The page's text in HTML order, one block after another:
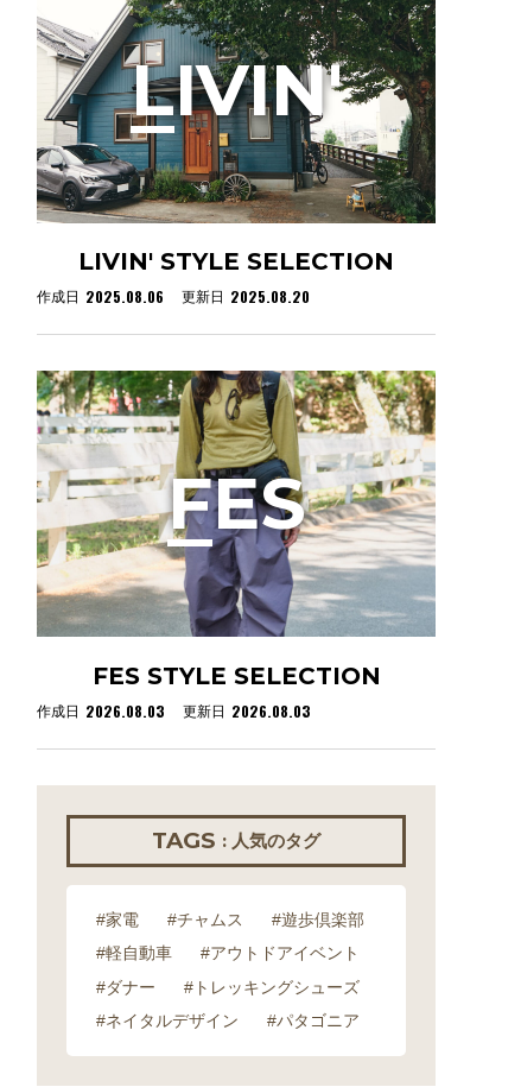
LIVIN' STYLE SELECTION
作成日 2025.08.06 更新日 2025.08.20
LIVIN'
FES STYLE SELECTION
作成日 2026.08.03 更新日 2026.08.03
FES
TAGS : 人気のタグ
#家電 #チャムス
#遊歩倶楽部
#軽自動車
#アウトドアイベント
#ダナー
#トレッキングシューズ
#ネイタルデザイン
#パタゴニア